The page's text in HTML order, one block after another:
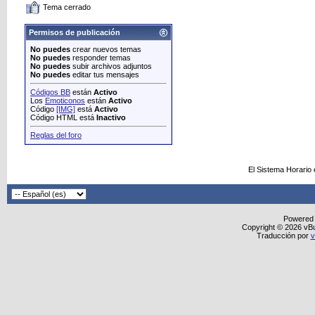
Tema cerrado
Permisos de publicación
No puedes crear nuevos temas
No puedes responder temas
No puedes subir archivos adjuntos
No puedes editar tus mensajes
Códigos BB están Activo
Los Emoticonos están Activo
Código [IMG] está Activo
Código HTML está Inactivo
Reglas del foro
El Sistema
Copyright © 2026
Traducción por